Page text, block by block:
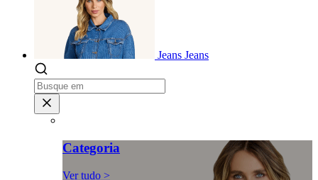
Jeans Jeans
Categoria
Ver tudo >